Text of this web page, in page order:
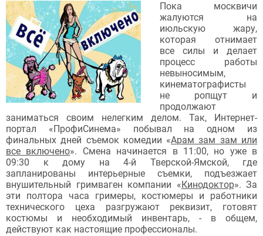
Пока москвичи
жалуются на
июльскую жару,
которая отнимает
все силы и делает
процесс работы
невыносимым,
кинематографисты
не ропщут и
продолжают
заниматься своим нелегким делом. Так, Интернет-
портал «ПрофиСинема» побывал на одном из
финальных дней съемок комедии «Арам зам зам или
все включено». Смена начинается в 11:00, но уже в
09:30 к дому на 4-й Тверской-Ямской, где
запланированы интерьерные съемки, подъезжает
внушительный гримваген компании « Кинодоктор». За
эти полтора часа гримеры, костюмеры и работники
технического цеха разгружают реквизит, готовят
костюмы и необходимый инвентарь, - в общем,
действуют как настоящие профессионалы.